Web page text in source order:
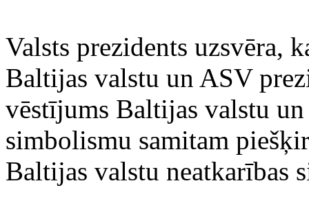
Valsts prezidents uzsvēra,
Baltijas valstu un ASV
vēstījums Baltijas valstu
simbolismu samitam
Baltijas valstu neatkarības